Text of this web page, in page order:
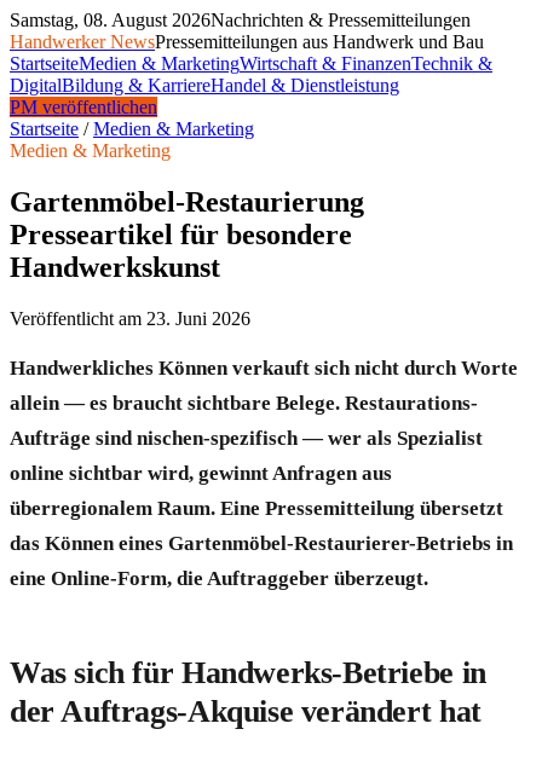
Samstag, 08. August 2026Nachrichten & Pressemitteilungen
Handwerker NewsPressemitteilungen aus Handwerk und Bau
StartseiteMedien & MarketingWirtschaft & FinanzenTechnik &
DigitalBildung & KarriereHandel & Dienstleistung
PM veröffentlichen
Startseite /Medien & Marketing
Medien & Marketing
Gartenmöbel-Restaurierung
Presseartikel für besondere
Handwerkskunst
Veröffentlicht am 23. Juni 2026
Handwerkliches Können verkauft sich nicht durch Worte
allein — es braucht sichtbare Belege. Restaurations-
Aufträge sind nischen-spezifisch — wer als Spezialist
online sichtbar wird, gewinnt Anfragen aus
überregionalem Raum. Eine Pressemitteilung übersetzt
das Können eines Gartenmöbel-Restaurierer-Betriebs in
eine Online-Form, die Auftraggeber überzeugt.
Was sich für Handwerks-Betriebe in
der Auftrags-Akquise verändert hat